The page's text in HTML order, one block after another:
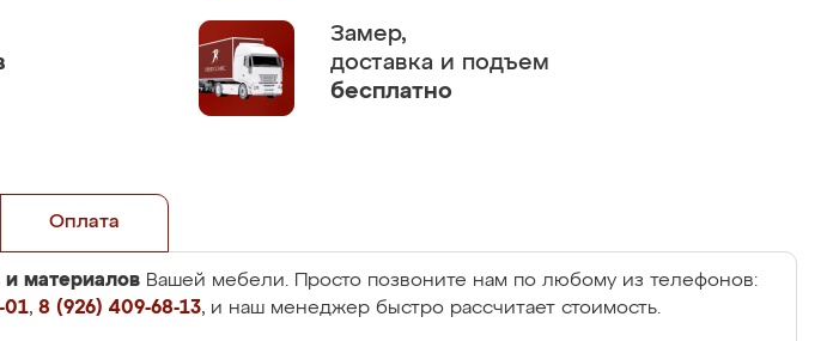
Замер,
доставка и подъем
бесплатно
Оплата
и материалов Вашей мебели. Просто позвоните нам по любому из телефонов:
01, 8 (926) 409-68-13, и наш менеджер быстро рассчитает стоимость.